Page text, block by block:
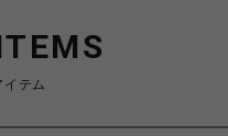
イテム